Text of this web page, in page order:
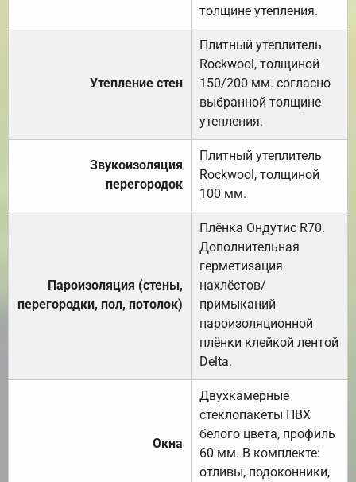
толщине утепления.
Утепление стен
Плитный утеплитель
Rockwool, толщиной
150/200 мм. согласно
выбранной толщине
утепления.
Звукоизоляция
перегородок
Плитный утеплитель
Rockwool, толщиной
100 мм.
Пароизоляция (стены,
перегородки, пол, потолок)
Плёнка Ондутис R70.
Дополнительная
герметизация
нахлёстов/
примыканий
пароизоляционной
плёнки клейкой лентой
Delta.
Окна
Двухкамерные
стеклопакеты ПВХ
белого цвета, профиль
60 мм. В комплекте:
отливы, подоконники,